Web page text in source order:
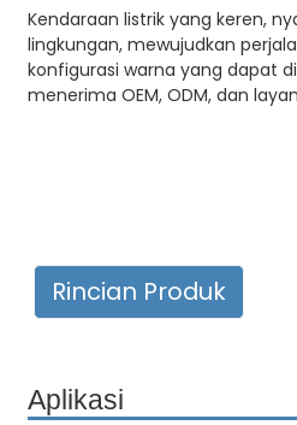
Kendaraan listrik yang keren,
lingkungan, mewujudkan
konfigurasi warna yang dapat
menerima OEM, ODM, dan
Rincian Produk
Aplikasi